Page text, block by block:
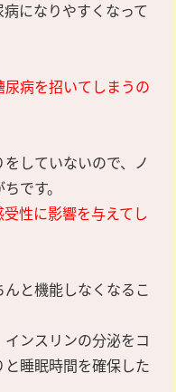
になりやすくなって
病を招いてしまうの
していないので、ノ
です。
性に影響を与えてし
と機能しなくなるこ
ンスリンの分泌をコ
睡眠時間を確保した